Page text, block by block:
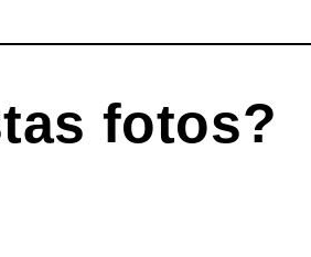
fotos?